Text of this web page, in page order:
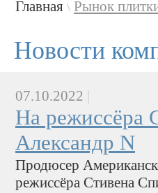
Главная \ Рынок
Новости
07.10.2022
На режиссёра
Александр N
Продюсер
режиссёра Стивена